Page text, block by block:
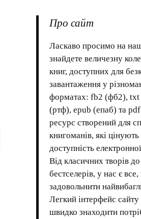
Про сайт
Ласкаво просимо на
знайдете величезну
книг, доступних для
завантаження у
форматах: fb2 (фб2), txt
(ртф), epub (епаб) та
ресурс створений для
книгоманів, які цінують
доступність
Від класичних творів
бестселерів, у нас є
задовольнити
Легкий інтерфейс сайту
швидко знаходити